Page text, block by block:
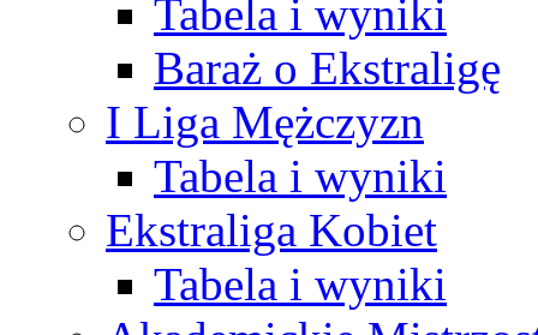
Tabela i wyniki
Baraż o Ekstraligę
I Liga Mężczyzn
Tabela i wyniki
Ekstraliga Kobiet
Tabela i wyniki